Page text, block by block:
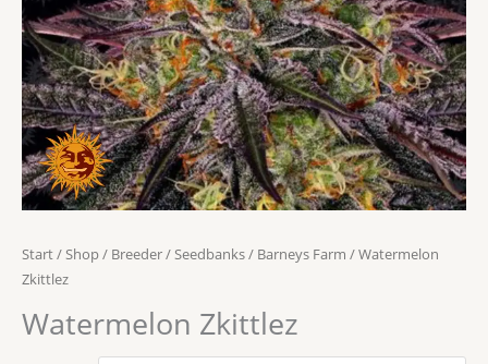
Start/Shop/ Breeder / Seedbanks/ Barneys Farm / Watermelon
Zkittlez
Watermelon Zkittlez